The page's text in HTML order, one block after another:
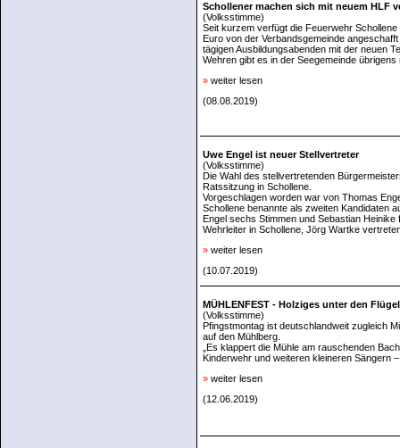
Schollener machen sich mit neuem HLF
(Volksstimme)
Seit kurzem verfügt die Feuerwehr
Euro von der Verbandsgemeinde
tägigen Ausbildungsabenden mit der neuen
Wehren gibt es in der Seegemeinde übrigens
» weiter lesen
(08.08.2019)
Uwe Engel ist neuer Stellvertreter
(Volksstimme)
Die Wahl des stellvertretenden
Ratssitzung in Schollene.
Vorgeschlagen worden war von Thomas
Schollene benannte als zweiten Kandidaten
Engel sechs Stimmen und Sebastian
Wehrleiter in Schollene, Jörg Wartke
» weiter lesen
(10.07.2019)
MÜHLENFEST - Holziges unter den
(Volksstimme)
Pfingstmontag ist deutschlandweit zugleich
auf den Mühlberg.
„Es klappert die Mühle am rauschenden
Kinderwehr und weiteren kleineren Sängern
» weiter lesen
(12.06.2019)